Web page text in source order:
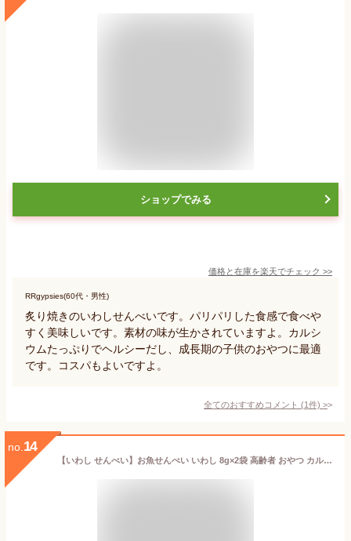
ショップでみる
価格と在庫を楽天でチェック >>
RRgypsies(60代・男性)
炙り焼きのいわしせんべいです。パリパリした食感で食べや
すく美味しいです。素材の味が生かされていますよ。カルシ
ウムたっぷりでヘルシーだし、成長期の子供のおやつに最適
です。コスパもよいですよ。
全てのおすすめコメント (1件) >
no. 14
【いわし せんべい】お魚せんべい いわし 8g×2袋 高齢者 おやつ カルシウム 健康 魚 おさかなせんべい 煎餅 瀬戸内 瀬戸内海 お菓子 おかし こども 園 おいしい シニア 無添加 カルシウム 健康 グルテンフリー 国産 小豆島【一ノ蔵】